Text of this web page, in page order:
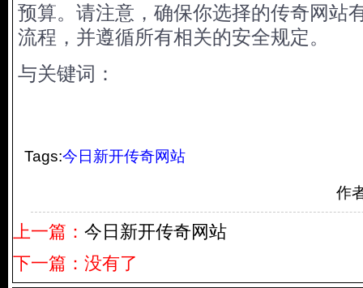
预算。请注意，确保你选择的传奇网站
流程，并遵循所有相关的安全规定。
与关键词：
Tags:今日新开传奇网站
作
上一篇： 今日新开传奇网站
下一篇：没有了